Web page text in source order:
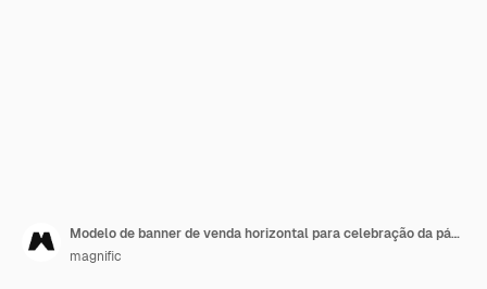
Modelo de banner de venda horizontal para celebração da páscoa
magnific